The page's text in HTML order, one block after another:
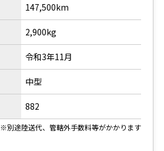
147,500km
2,900kg
令和3年11月
中型
882
※別途陸送代、管轄外手数料等がかかります